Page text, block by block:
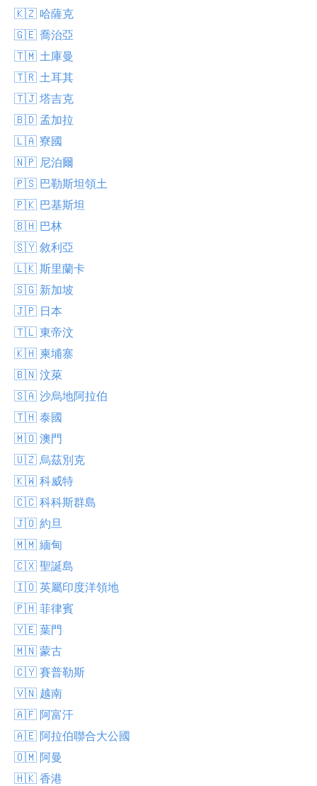
🇰🇿 哈薩克
🇬🇪 喬治亞
🇹🇲 土庫曼
🇹🇷 土耳其
🇹🇯 塔吉克
🇧🇩 孟加拉
🇱🇦 寮國
🇳🇵 尼泊爾
🇵🇸 巴勒斯坦領土
🇵🇰 巴基斯坦
🇧🇭 巴林
🇸🇾 敘利亞
🇱🇰 斯里蘭卡
🇸🇬 新加坡
🇯🇵 日本
🇹🇱 東帝汶
🇰🇭 柬埔寨
🇧🇳 汶萊
🇸🇦 沙烏地阿拉伯
🇹🇭 泰國
🇲🇴 澳門
🇺🇿 烏茲別克
🇰🇼 科威特
🇨🇨 科科斯群島
🇯🇴 約旦
🇲🇲 緬甸
🇨🇽 聖誕島
🇮🇴 英屬印度洋領地
🇵🇭 菲律賓
🇾🇪 葉門
🇲🇳 蒙古
🇨🇾 賽普勒斯
🇻🇳 越南
🇦🇫 阿富汗
🇦🇪 阿拉伯聯合大公國
🇴🇲 阿曼
🇭🇰 香港